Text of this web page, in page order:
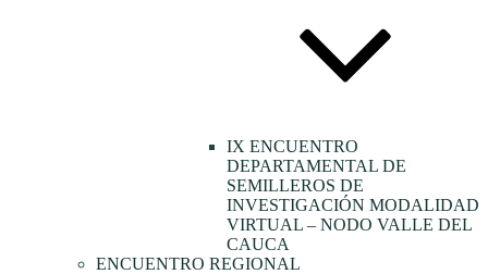
IX ENCUENTRO
DEPARTAMENTAL DE
SEMILLEROS DE
INVESTIGACIÓN MODALIDAD
VIRTUAL – NODO VALLE DEL
CAUCA
ENCUENTRO REGIONAL